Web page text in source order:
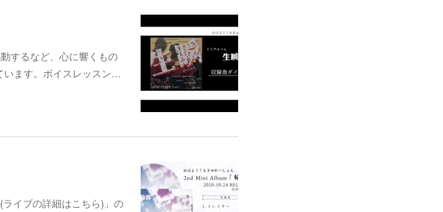
するなど、心に響くもの
ます。ボイスレッスン…
イブの詳細はこちら)」の